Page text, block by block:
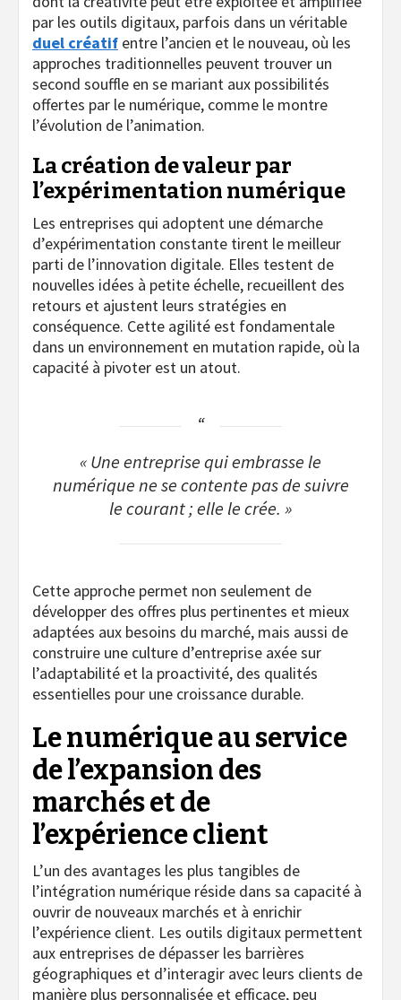
par les outils digitaux, parfois dans un véritable
duel créatif entre l’ancien et le nouveau, où les
approches traditionnelles peuvent trouver un
second souffle en se mariant aux possibilités
offertes par le numérique, comme le montre
l’évolution de l’animation.
La création de valeur par
l’expérimentation numérique
Les entreprises qui adoptent une démarche
d’expérimentation constante tirent le meilleur
parti de l’innovation digitale. Elles testent de
nouvelles idées à petite échelle, recueillent des
retours et ajustent leurs stratégies en
conséquence. Cette agilité est fondamentale
dans un environnement en mutation rapide, où la
capacité à pivoter est un atout.
« Une entreprise qui embrasse le
numérique ne se contente pas de suivre
le courant ; elle le crée. »
Cette approche permet non seulement de
développer des offres plus pertinentes et mieux
adaptées aux besoins du marché, mais aussi de
construire une culture d’entreprise axée sur
l’adaptabilité et la proactivité, des qualités
essentielles pour une croissance durable.
Le numérique au service
de l’expansion des
marchés et de
l’expérience client
L’un des avantages les plus tangibles de
l’intégration numérique réside dans sa capacité à
ouvrir de nouveaux marchés et à enrichir
l’expérience client. Les outils digitaux permettent
aux entreprises de dépasser les barrières
géographiques et d’interagir avec leurs clients de
manière plus personnalisée et efficace, peu